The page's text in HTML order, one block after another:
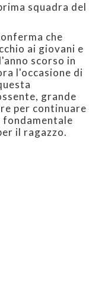
squadra del
che
ai giovani e
scorso in
l'occasione di
grande
per continuare
fondamentale
il ragazzo.